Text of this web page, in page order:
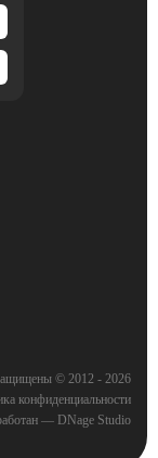
© 2012 - 2026
конфиденциальности
— DNage Studio